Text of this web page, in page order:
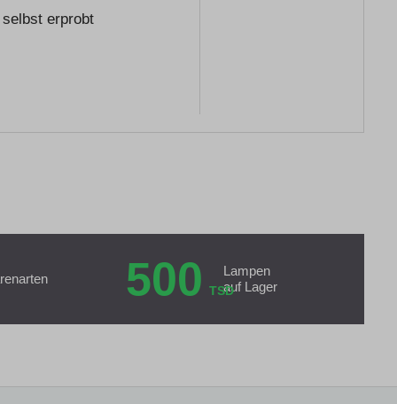
erprobt
500 TSD
Lampen
auf Lager